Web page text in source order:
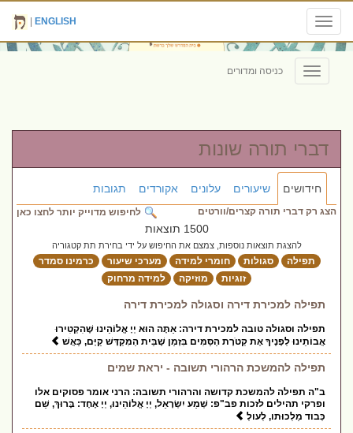
Toggle
navigation
ENGLISH
Toggle
navigation
כניסה ומדורים
דברי תורה שונות
חידושים שיעורים עלונים אקורדים תגובות
לחיפוש מדוייק יותר לחצו כאן הצג רק דברי תורה קצרים/וורטים
1500 תוצאות
להצגת תוצאות נוספות, צמצם את החיפוש על ידי בחירת תת קטגוריה
תפילה סגולות חומרי למידה מערכי שיעור
כרמינו סמדר
זוגיות
מוזיקה למידה מרחוק
תפילה למכירת דירה וסגולה למכירת דירה
תפילה וסגולה טובה למכירת דירה: אַתָּה הוּא יְיָ אֱלוֹהֵינוּ שֶׁהִקְטִירוּ
אֲבוֹתֵינוּ לְפָנֶיךָ אֶת קְטֹרֶת הַסַּמִּים בִּזְמַן שֶׁבֵּית הַמִּקְדָּשׁ קַיָּם, כַּאֲשׁ
תפילה להמשכת הרהורי תשובה - יראת שמים
ב"ה תפילה להמשכת קדושה והרהורי תשובה: הרני אומר פסוקים אלו
ופרקי תהילים לזכות פב"פ: שְׁמַע יִשְׂרָאֵל, יְיָ אֱלוֹהֵינוּ, יְיָ אֶחָד: בָּרוּךְ, שֵׁם
כְּבוד מַלְכוּתו, לְעולָ